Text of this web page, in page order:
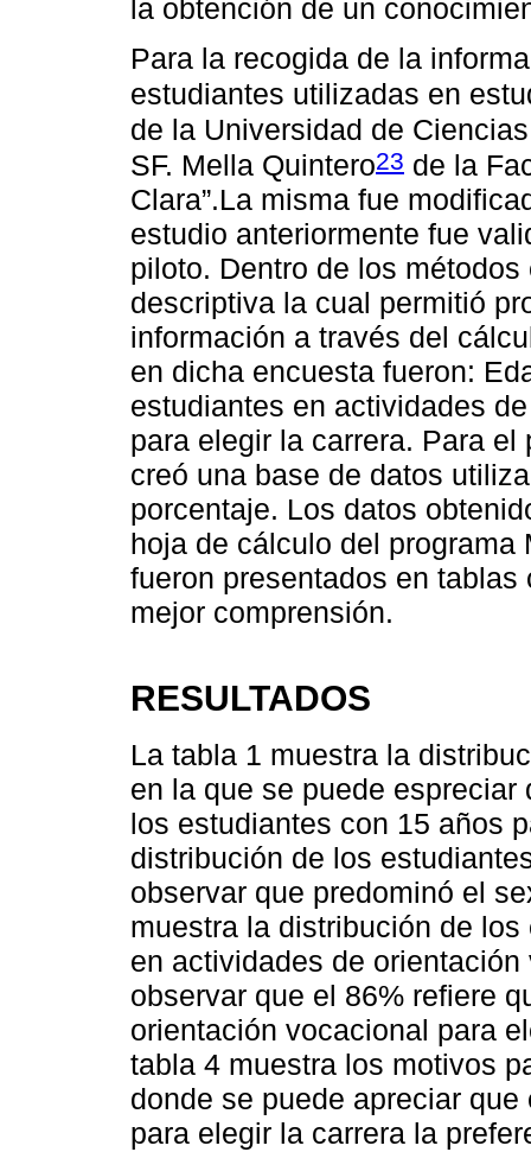
la obtención de un
Para la recogida de la
estudiantes utilizadas en
de la Universidad de
SF. Mella Quintero23 de la
Clara”.La misma fue
estudio anteriormente fue
piloto. Dentro de los
descriptiva la cual permitió
información a través del
en dicha encuesta fueron:
estudiantes en actividades
para elegir la carrera. Para
creó una base de datos
porcentaje. Los datos
hoja de cálculo del
fueron presentados en
mejor comprensión.
RESULTADOS
La tabla 1 muestra la
en la que se puede
los estudiantes con 15 años
distribución de los
observar que predominó el
muestra la distribución de
en actividades de
observar que el 86% refiere
orientación vocacional para
tabla 4 muestra los motivos
donde se puede apreciar
para elegir la carrera la